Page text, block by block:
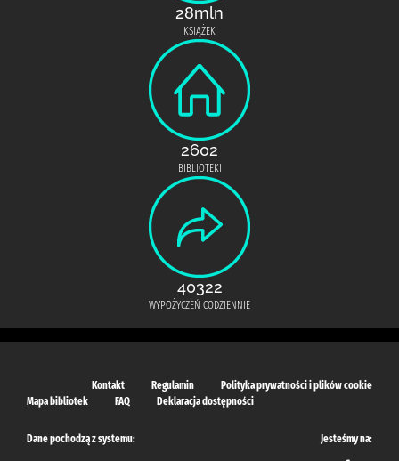
28mln
KSIĄŻEK
2602
BIBLIOTEKI
40322
WYPOŻYCZEŃ CODZIENNIE
Kontakt Regulamin
Polityka prywatności i plików cookie
Mapa bibliotek
FAQ Deklaracja dostępności
Dane pochodzą z systemu: Jesteśmy na: